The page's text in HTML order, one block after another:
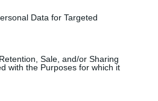
Data for Targeted
Sale, and/or Sharing
with the Purposes for which it
az amerikai
egy nagyreményű
nyomokban sem
színész-szkennelési
társaságába.
már a múlt is